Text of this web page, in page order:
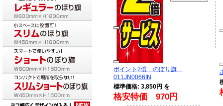
ポイント2倍 のぼり旗
011JN0066IN
標準価格: 3,850円 を
格安特価 970円